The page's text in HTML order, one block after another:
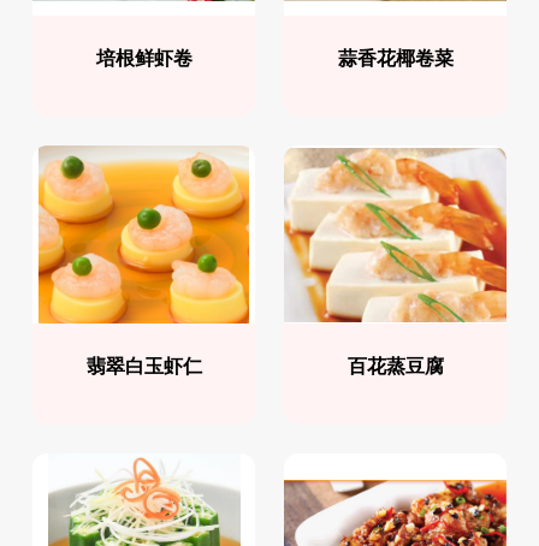
培根鲜虾卷 蒜香花椰卷菜
翡翠白玉虾仁 百花蒸豆腐